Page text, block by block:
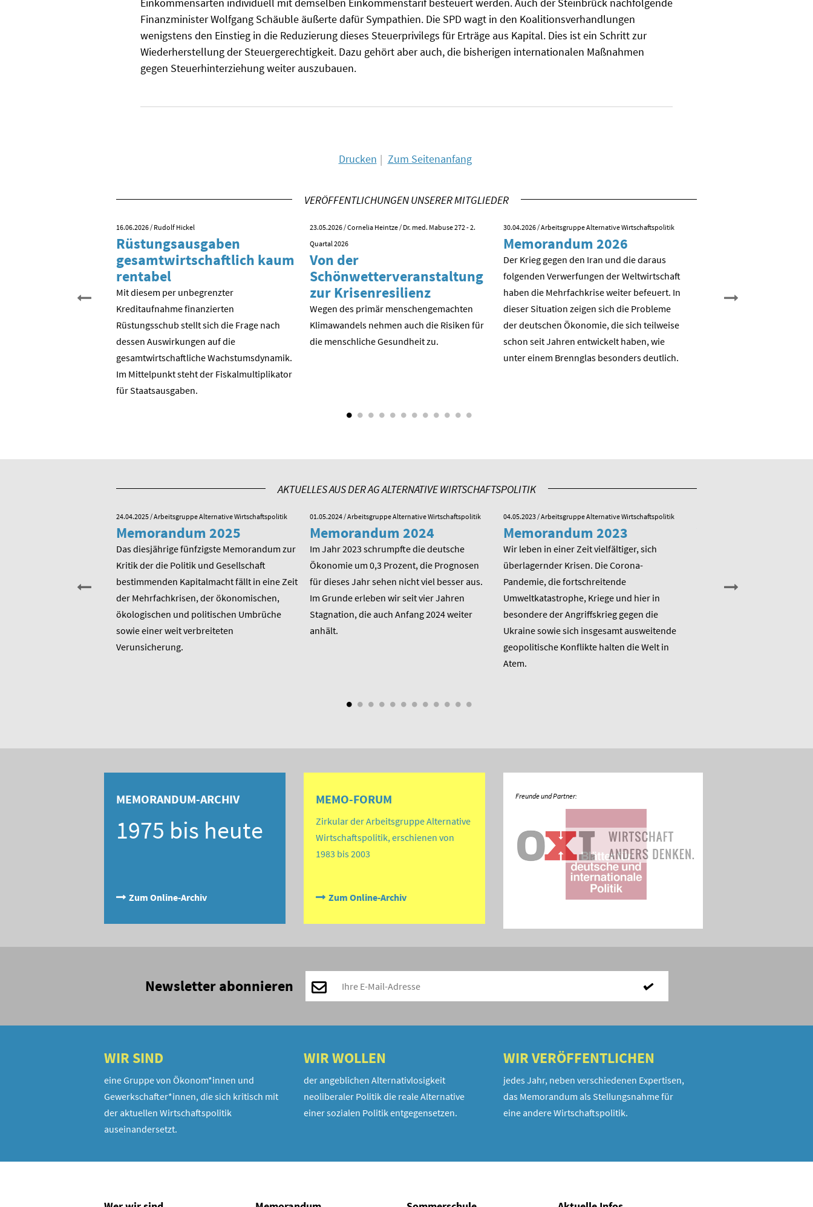
Einkommensarten individuell mit demselben Einkom­menstarif besteuert werden. Auch der Steinbrück nachfolgende
Fi­nanzminister Wolfgang Schäuble äußerte dafür Sympathien. Die SPD wagt in den Koalitionsverhandlungen
wenigstens den Einstieg in die Reduzierung dieses Steuerprivilegs für Erträge aus Kapital. Dies ist ein Schritt zur
Wiederherstellung der Steuergerechtigkeit. Dazu gehört aber auch, die bisherigen internationalen Maßnahmen
gegen Steuer­hinterziehung weiter auszubauen.
Drucken Zum Seitenanfang
VERÖFFENTLICHUNGEN UNSERER MITGLIEDER
Einheit. Aber was
16.06.2026/ Rudolf Hickel
Rüstungsausgaben
gesamtwirtschaftlich kaum
rentabel
Mit diesem per unbegrenzter
Kreditaufnahme finanzierten
Rüstungsschub stellt sich die Frage nach
dessen Auswirkungen auf die
gesamtwirtschaftli­che Wachstumsdynamik.
Im Mittelpunkt steht der Fiskalmultiplikator
für Staatsausgaben.
23.05.2026/ Cornelia Heintze / Dr. med. Mabuse 272 - 2.
Quartal 2026
Von der
Schönwetterveranstaltung
zur Krisenresilienz
Wegen des primär menschengemachten
Klimawandels nehmen auch die Risiken für
die menschliche Gesundheit zu.
30.04.2026/ Arbeitsgruppe Alternative Wirtschaftspolitik
Memorandum 2026
Der Krieg gegen den Iran und die daraus
folgenden Verwerfungen der Weltwirtschaft
haben die Mehrfachkrise weiter befeuert. In
dieser Situation zeigen sich die Probleme
der deutschen Ökonomie, die sich teilweise
schon seit Jahren entwickelt haben, wie
unter einem Brennglas besonders deutlich.
Nicht Deindustrialisierung,
AKTUELLES AUS DER AG ALTERNATIVE WIRTSCHAFTSPOLITIK
24.04.2025/ Arbeitsgruppe Alternative Wirtschaftspolitik
Memorandum 2025
Das diesjährige fünfzigste Memorandum zur
Kritik der die Politik und Gesellschaft
bestimmenden Kapitalmacht fällt in eine Zeit
der Mehrfachkrisen, der ökonomischen,
ökologischen und politischen Umbrüche
sowie einer weit verbreiteten
Verunsicherung.
01.05.2024/ Arbeitsgruppe Alternative Wirtschaftspolitik
Memorandum 2024
Im Jahr 2023 schrumpfte die deutsche
Ökonomie um 0,3 Prozent, die Prognosen
für dieses Jahr sehen nicht viel besser aus.
Im Grunde erleben wir seit vier Jahren
Stagnation, die auch Anfang 2024 weiter
anhält.
04.05.2023/ Arbeitsgruppe Alternative Wirtschaftspolitik
Memorandum 2023
Wir leben in einer Zeit vielfältiger, sich
überlagernder Krisen. Die Corona-
Pandemie, die fortschreitende
Umweltkatastrophe, Kriege und hier in
besondere der Angriffskrieg gegen die
Ukraine sowie sich insgesamt ausweitende
geopolitische Konflikte halten die Welt in
Atem.
die Arbeitsgruppe
MEMORANDUM-ARCHIV
1975 bis heute
Zum Online-Archiv
MEMO-FORUM
Zirkular der Arbeitsgruppe Alternative
Wirtschaftspolitik, erschienen von
1983 bis 2003
Zum Online-Archiv
Newsletter abonnieren
WIR SIND
eine Gruppe von Ökonom*innen und
Gewerkschafter*innen, die sich kritisch mit
der aktuellen Wirtschaftspolitik
auseinandersetzt.
WIR WOLLEN
der angeblichen Alternativlosigkeit
neoliberaler Politik die reale Alternative
einer sozialen Politik entgegensetzen.
WIR VERÖFFENTLICHEN
jedes Jahr, neben verschiedenen Expertisen,
das Memorandum als Stellungsnahme für
eine andere Wirtschaftspolitik.